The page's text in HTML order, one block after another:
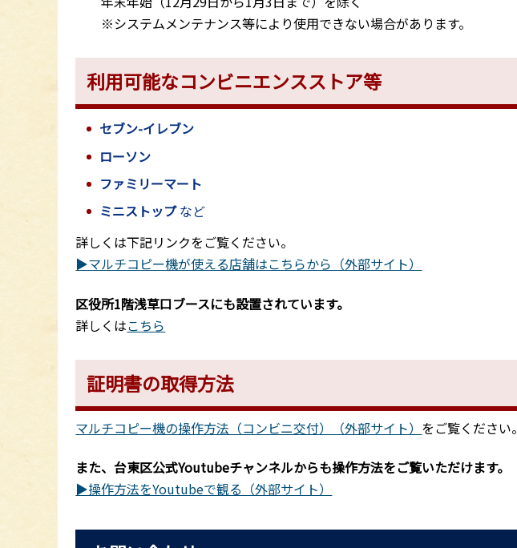
※システムメンテナンス等により使用できない場合があります。
利用可能なコンビニエンスストア等
セブン-イレブン
ローソン
ファミリーマート
ミニストップなど
詳しくは下記リンクをご覧ください。
▶マルチコピー機が使える店舗はこちらから（外部サイト）
区役所1階浅草口ブースにも設置されています。
詳しくはこちら
証明書の取得方法
マルチコピー機の操作方法（コンビニ交付）（外部サイト） をご覧ください。
また、台東区公式Youtubeチャンネルからも操作方法をご覧いただけます。
▶操作方法をYoutubeで観る（外部サイト）